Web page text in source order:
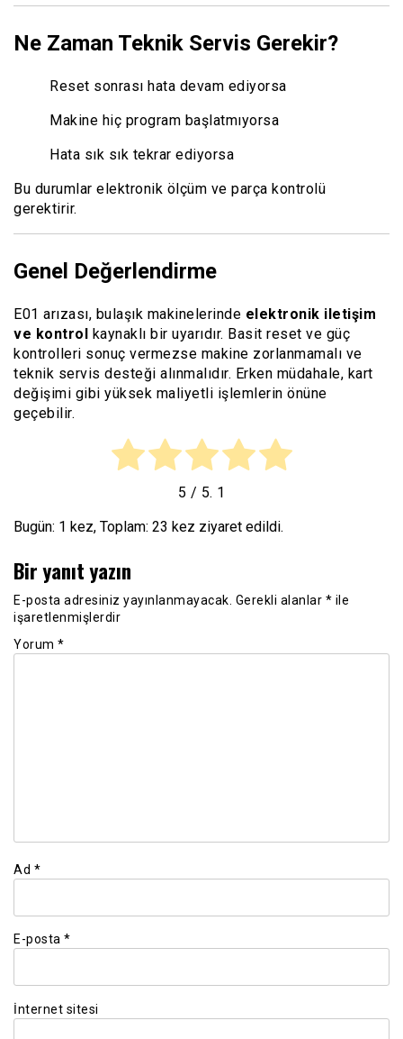
Ne Zaman Teknik Servis Gerekir?
Reset sonrası hata devam ediyorsa
Makine hiç program başlatmıyorsa
Hata sık sık tekrar ediyorsa
Bu durumlar elektronik ölçüm ve parça kontrolü
gerektirir.
Genel Değerlendirme
E01 arızası, bulaşık makinelerinde elektronik iletişim
ve kontrol
kaynaklı bir uyarıdır. Basit reset ve güç
kontrolleri sonuç vermezse makine zorlanmamalı ve
teknik servis desteği alınmalıdır. Erken müdahale, kart
değişimi gibi yüksek maliyetli işlemlerin önüne
geçebilir.
5 / 5. 1
Bugün: 1 kez, Toplam: 23 kez ziyaret edildi.
Bir yanıt yazın
E-posta adresiniz yayınlanmayacak. Gerekli alanlar * ile
işaretlenmişlerdir
Yorum *
Ad *
E-posta *
İnternet sitesi